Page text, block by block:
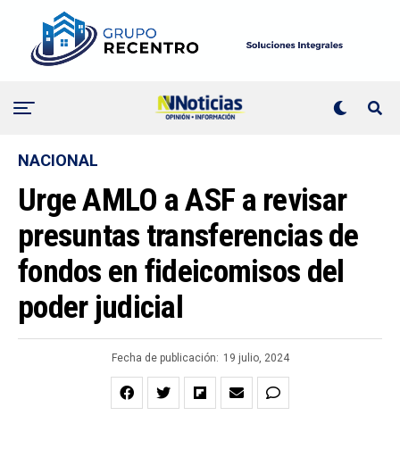
NACIONAL
Urge AMLO a ASF a revisar
presuntas transferencias de
fondos en fideicomisos del
poder judicial
Fecha de publicación: 19 julio, 2024